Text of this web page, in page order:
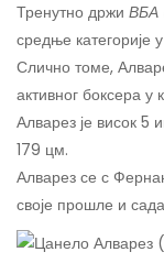
Тренутно држи ВБА
средње категорије
Слично томе,
активног боксера
Алварез је висок 5
179 цм.
Алварез се с
своје прошле и